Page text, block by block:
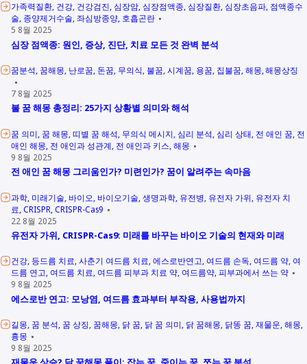
가족력질환 건강 건강검진 심장암 심장점액종 심장질환 심장초음파 점액종수
술 종양제거수술 좌심방종양 호흡곤란
5 8월 2025
심장 점액종: 원인, 증상, 진단, 치료 모든 것 완벽 분석
꿈분석 꿈해몽 난로꿈 돈꿈 무의식 불꿈 시계꿈 용꿈 집불꿈 해몽 해몽상징
7 8월 2025
불 꿈 해몽 총정리: 25가지 상황별 의미와 해석
꿈 의미 꿈 해몽 띠별 꿈 해석 무의식 메시지 심리 분석 심리 상태 전 애인 꿈 전
애인 해몽 전 애인과 성관계 전 애인과 키스 해몽
9 8월 2025
전 애인 꿈 해몽 그리움인가? 미련인가? 꿈이 알려주는 속마음
과학 미래기술 바이오 바이오기술 생명과학 유전병 유전자 가위 유전자 치
료 CRISPR CRISPR-Cas9
22 8월 2025
유전자 가위, CRISPR-Cas9: 미래를 바꾸는 바이오 기술의 현재와 미래
건강 등드름 치료 사춘기 여드름 치료 에스로반연고 여드름 손독 여드름 약 여
드름 연고 여드름 치료 여드름 피부과 치료 약 여드름약 피부과에서 쓰는 약
9 8월 2025
에스로반 연고: 모낭염, 여드름 효과부터 부작용, 사용법까지
길몽 꿈 분석 꿈 상징 꿈해몽 닭 꿈 닭 꿈 의미 닭 꿈해몽 닭똥 꿈 재물운 해몽
흉몽
9 8월 2025